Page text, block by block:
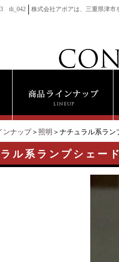
3 tli_042 株式会社アポアは、三重県津市
ンナップ ＞ 照明 ＞ナチュラル系ラ
ラル系ランプシェ